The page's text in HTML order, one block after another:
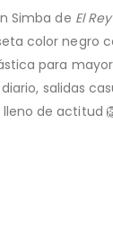
Simba de El
color negro
para
salidas
de actitud